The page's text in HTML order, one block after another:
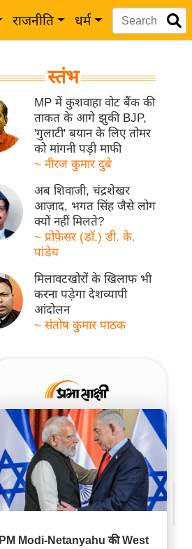
राजनीति धर्म
स्तंभ
MP में कुशवाहा वोट बैंक की
ताकत के आगे झुकी BJP,
'गुलाटी' बयान के लिए तोमर
को मांगनी पड़ी माफी
~ नीरज कुमार दुबे
अब शिवाजी, चंद्रशेखर
आज़ाद, भगत सिंह जैसे लोग
क्यों नहीं मिलते?
~ प्रोफ़ेसर (डॉ.) डी. के.
पांडेय
मिलावटखोरों के खिलाफ भी
करना पड़ेगा देशव्यापी
आंदोलन
~ संतोष कुमार पाठक
PM Modi-Netanyahu की West